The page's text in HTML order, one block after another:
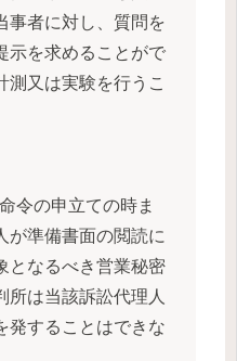
事者に対し、質問を
示を求めることがで
測又は実験を行うこ
令の申立ての時ま
が準備書面の閲読に
となるべき営業秘密
所は当該訴訟代理人
発することはできな